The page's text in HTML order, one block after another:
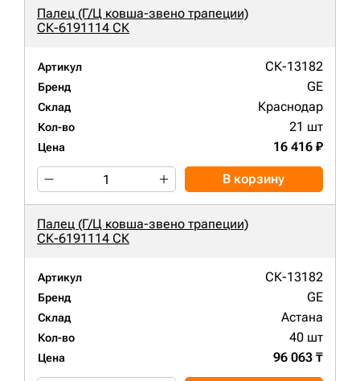
Палец (Г/Ц ковша-звено трапеции)
СК-6191114 СК
Артикул СК-13182
Бренд GE
Склад Краснодар
Кол-во 21 шт
Цена 16 416 ₽
В корзину
Палец (Г/Ц ковша-звено трапеции)
СК-6191114 СК
Артикул СК-13182
Бренд GE
Склад Астана
Кол-во 40 шт
Цена 96 063 ₸